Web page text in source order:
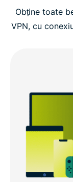
Ce să cauți la
De ce să
Obține toate
VPN, cu